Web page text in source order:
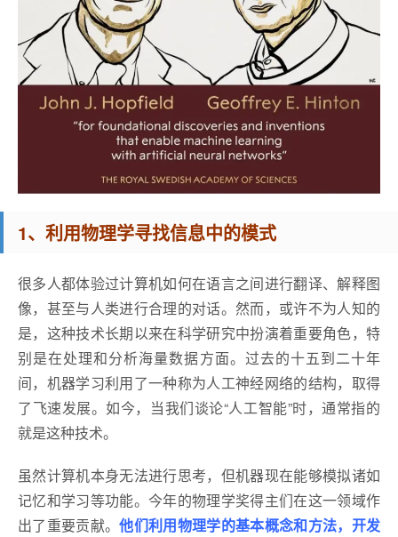
1、利用物理学寻找信息中的模式
很多人都体验过计算机如何在语言之间进行翻译、解释图
像，甚至与人类进行合理的对话。然而，或许不为人知的
是，这种技术长期以来在科学研究中扮演着重要角色，特
别是在处理和分析海量数据方面。过去的十五到二十年
间，机器学习利用了一种称为人工神经网络的结构，取得
了飞速发展。如今，当我们谈论“人工智能”时，通常指的
就是这种技术。
虽然计算机本身无法进行思考，但机器现在能够模拟诸如
记忆和学习等功能。今年的物理学奖得主们在这一领域作
出了重要贡献。他们利用物理学的基本概念和方法，开发